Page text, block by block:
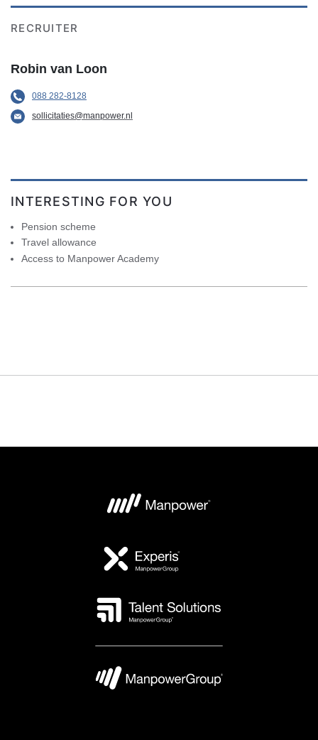
RECRUITER
Robin van Loon
088 282-8128
sollicitaties@manpower.nl
INTERESTING FOR YOU
Pension scheme
Travel allowance
Access to Manpower Academy